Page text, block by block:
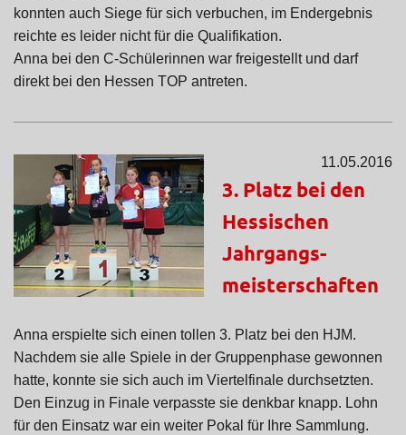
konnten auch Siege für sich verbuchen, im Endergebnis
reichte es leider nicht für die Qualifikation.
Anna bei den C-Schülerinnen war freigestellt und darf
direkt bei den Hessen TOP antreten.
11.05.2016
3. Platz bei den
Hessischen
Jahrgangs-
meisterschaften
Anna erspielte sich einen tollen 3. Platz bei den HJM.
Nachdem sie alle Spiele in der Gruppenphase gewonnen
hatte, konnte sie sich auch im Viertelfinale durchsetzten.
Den Einzug in Finale verpasste sie denkbar knapp. Lohn
für den Einsatz war ein weiter Pokal für Ihre Sammlung.